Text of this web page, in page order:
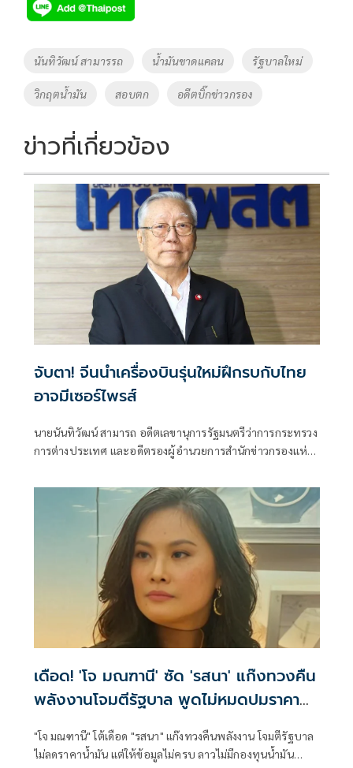
e
b
o
o
k
tt
er
p
y
Li
k
Tags
นันทิวัฒน์ สามารรถ น้ำมันขาดแคลน รัฐบาลใหม่
วิกฤตน้ำมัน สอบตก อดีตบิ๊กข่าวกรอง
ข่าวที่เกี่ยวข้อง
จับตา! จีนนำเครื่องบินรุ่นใหม่ฝึกรบกับไทย
อาจมีเซอร์ไพรส์
นายนันทิวัฒน์ สามารถ อดีตเลขานุการรัฐมนตรีว่าการกระทรวง
การต่างประเทศ และอดีตรองผู้อำนวยการสำนักข่าวกรองแห่ง
เดือด! 'โจ มณฑานี' ซัด 'รสนา' แก๊งทวงคืน
พลังงานโจมตีรัฐบาล พูดไม่หมดปมราคา
"โจ มณฑานี" โต้เดือด "รสนา" แก๊งทวงคืนพลังงาน โจมตีรัฐบาล
ไม่ลดราคาน้ำมัน แต่ให้ข้อมูลไม่ครบ ลาวไม่มีกองทุนน้ำมัน